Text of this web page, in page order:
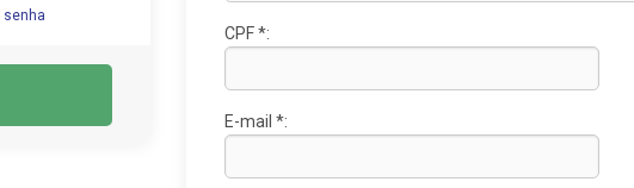
senha
CPF *:
E-mail *: